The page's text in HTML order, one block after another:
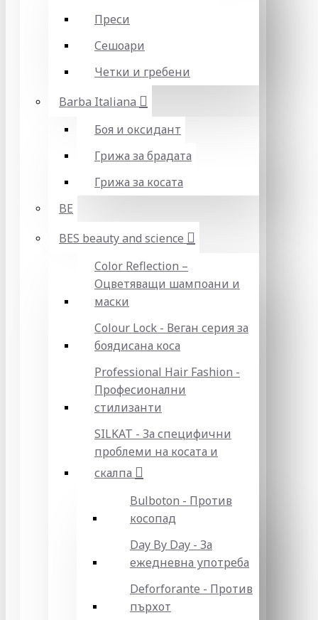
Преси
Сешоари
Четки и гребени
Barba Italiana
Боя и оксидант
Грижа за брадата
Грижа за косата
BE
BES beauty and science
Color Reflection –
Оцветяващи шампоани и
маски
Colour Lock - Веган серия за
боядисана коса
Professional Hair Fashion -
Професионални
стилизанти
SILKAT - За специфични
проблеми на косата и
скалпа
Bulboton - Против
косопад
Day By Day - За
ежедневна употреба
Deforforante - Против
пърхот